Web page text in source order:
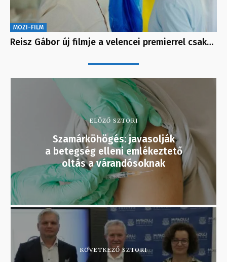
MOZI-FILM
Reisz Gábor új filmje a velencei premierrel csak…
ELŐZŐ SZTORI
Szamárköhögés: javasolják
a betegség elleni emlékeztető
oltás a várandósoknak
KÖVETKEZŐ SZTORI